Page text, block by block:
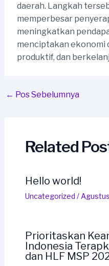
daerah. Langkah
memperbesar
meningkatkan
menciptakan ekonomi
produktif, dan
Post
← Pos Sebelumnya
Related
Hello world!
Uncategorized /
Prioritaskan
Indonesia
dan HLF MSP